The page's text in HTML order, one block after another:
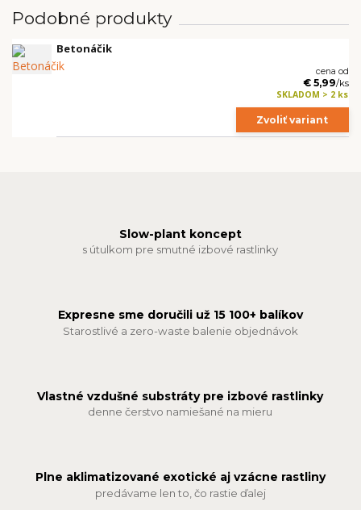
Podobné produkty
Betonáčik
cena od
€ 5,99/ks
SKLADOM > 2 ks
Zvoliť variant
Slow-plant koncept
s útulkom pre smutné izbové rastlinky
Expresne sme doručili už 15 100+ balíkov
Starostlivé a zero-waste balenie objednávok
Vlastné vzdušné substráty pre izbové rastlinky
denne čerstvo namiešané na mieru
Plne aklimatizované exotické aj vzácne rastliny
predávame len to, čo rastie ďalej